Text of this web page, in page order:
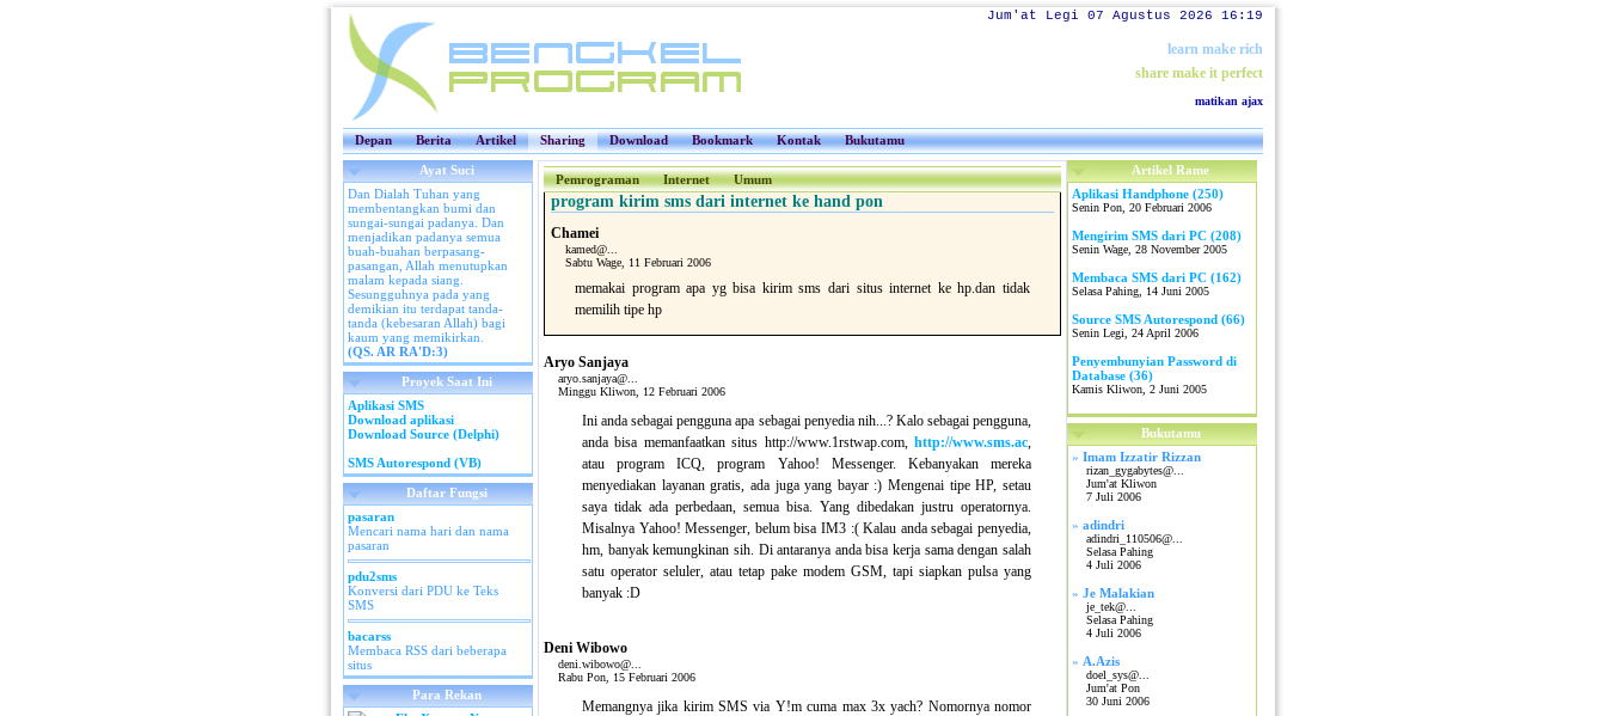
Jum'at Legi 07 Agustus 2026 16:19
learn make rich
share make it perfect
matikan ajax
Depan Berita Artikel Sharing Download Bookmark Kontak Bukutamu
Ayat Suci
Dan Dialah Tuhan yang
membentangkan bumi dan
sungai-sungai padanya. Dan
menjadikan padanya semua
buah-buahan berpasang-
pasangan, Allah menutupkan
malam kepada siang.
Sesungguhnya pada yang
demikian itu terdapat tanda-
tanda (kebesaran Allah) bagi
kaum yang memikirkan.
(QS. AR RA'D:3)
Proyek Saat Ini
Aplikasi SMS
Download aplikasi
Download Source (Delphi)
SMS Autorespond (VB)
Daftar Fungsi
pasaran
Mencari nama hari dan nama
pasaran
pdu2sms
Konversi dari PDU ke Teks
SMS
bacarss
Membaca RSS dari beberapa
situs
Para Rekan
Pemrograman Internet Umum
program kirim sms dari internet ke hand pon
Chamei
kamed@...
Sabtu Wage, 11 Februari 2006
memakai program apa yg bisa kirim sms dari situs internet ke hp.dan tidak
memilih tipe hp
Aryo Sanjaya
aryo.sanjaya@...
Minggu Kliwon, 12 Februari 2006
Ini anda sebagai pengguna apa sebagai penyedia nih...? Kalo sebagai pengguna,
anda bisa memanfaatkan situs http://www.1rstwap.com, http://www.sms.ac,
atau program ICQ, program Yahoo! Messenger. Kebanyakan mereka
menyediakan layanan gratis, ada juga yang bayar :) Mengenai tipe HP, setau
saya tidak ada perbedaan, semua bisa. Yang dibedakan justru operatornya.
Misalnya Yahoo! Messenger, belum bisa IM3 :( Kalau anda sebagai penyedia,
hm, banyak kemungkinan sih. Di antaranya anda bisa kerja sama dengan salah
satu operator seluler, atau tetap pake modem GSM, tapi siapkan pulsa yang
banyak :D
Deni Wibowo
deni.wibowo@...
Rabu Pon, 15 Februari 2006
Memangnya jika kirim SMS via Y!m cuma max 3x yach? Nomornya nomor
Artikel Rame
Aplikasi Handphone (250)
Senin Pon, 20 Februari 2006
Mengirim SMS dari PC (208)
Senin Wage, 28 November 2005
Membaca SMS dari PC (162)
Selasa Pahing, 14 Juni 2005
Source SMS Autorespond (66)
Senin Legi, 24 April 2006
Penyembunyian Password di
Database (36)
Kamis Kliwon, 2 Juni 2005
Bukutamu
» Imam Izzatir Rizzan
rizan_gygabytes@...
Jum'at Kliwon
7 Juli 2006
» adindri
adindri_110506@...
Selasa Pahing
4 Juli 2006
» Je Malakian
je_tek@...
Selasa Pahing
4 Juli 2006
» A.Azis
doel_sys@...
Jum'at Pon
30 Juni 2006